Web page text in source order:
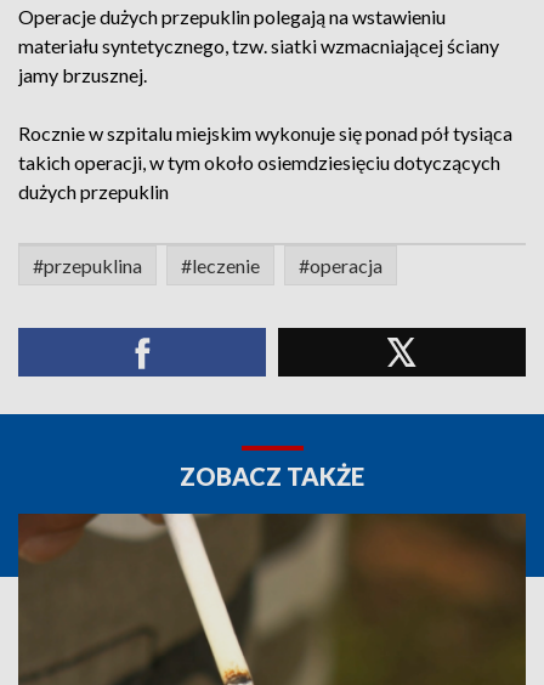
Operacje dużych przepuklin polegają na wstawieniu
materiału syntetycznego, tzw. siatki wzmacniającej ściany
jamy brzusznej.
Rocznie w szpitalu miejskim wykonuje się ponad pół tysiąca
takich operacji, w tym około osiemdziesięciu dotyczących
dużych przepuklin
#przepuklina #leczenie #operacja
ZOBACZ TAKŻE